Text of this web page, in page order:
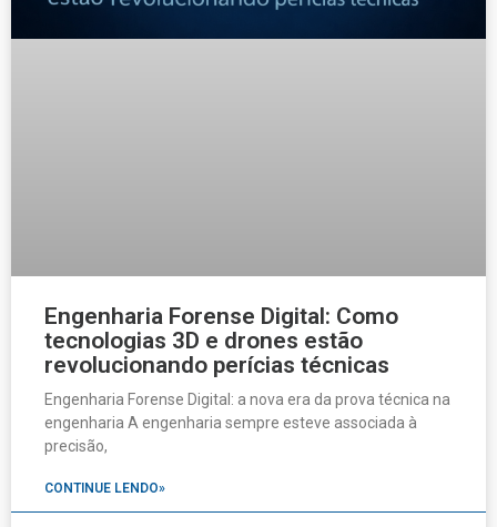
Engenharia Forense Digital: Como
tecnologias 3D e drones estão
revolucionando perícias técnicas
Engenharia Forense Digital: a nova era da prova técnica na
engenharia A engenharia sempre esteve associada à
precisão,
CONTINUE LENDO»